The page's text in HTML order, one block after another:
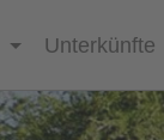
Unterkünfte